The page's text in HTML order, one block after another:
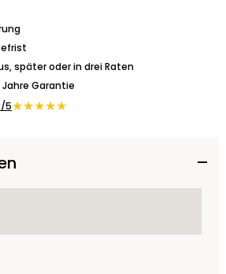
später oder in drei Raten
Garantie
5★★★★★